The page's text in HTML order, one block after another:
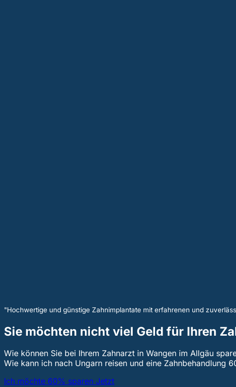
"Hochwertige und günstige Zahnimplantate mit erfahrenen und
Sie möchten nicht viel Geld für Ihren
Wie können Sie bei Ihrem Zahnarzt in Wangen im Allgäu
Wie kann ich nach Ungarn reisen und eine Zahnbehandlung
Ich möchte 60% sparen Jetzt